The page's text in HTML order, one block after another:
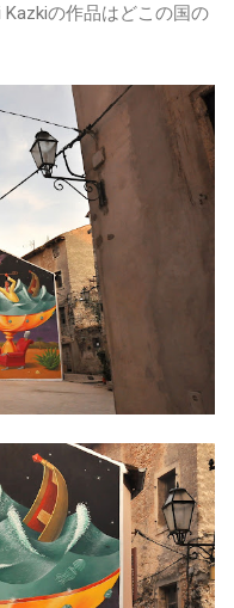
の作品はどこの国の